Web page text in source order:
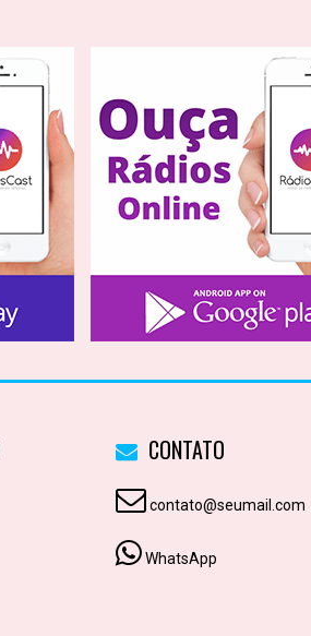
CONTATO
contato@seumail.com
WhatsApp